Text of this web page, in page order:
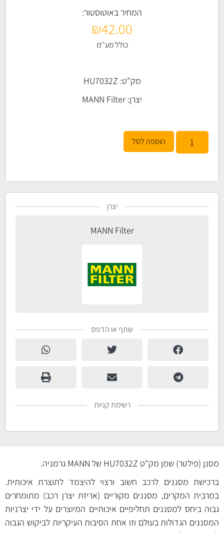
המחיר באוטוסטור:
₪42.00
כולל מע''מ
מק"ט: HU7032Z
יצרן: MANN Filter
הוספה לסל
יצרן
MANN Filter
שתף או הדפס
רשימת קניות
מסנן (פילטר) שמן מק"ט HU7032Z של MANN גרמניה.
ברכישת מסננים לרכב חשוב ורצוי להיצמד לתוצרת איכותית.
במרבית המקרים, מסננים מקוריים (אריזת יצרן רכב) מתומחרים
גבוה ביחס למסננים תחליפיים איכותיים המיוצרים על ידי יצרניות
המסננים הגדולות בעולם וזו אחת הסיבות העיקריות לביקוש הגבוה